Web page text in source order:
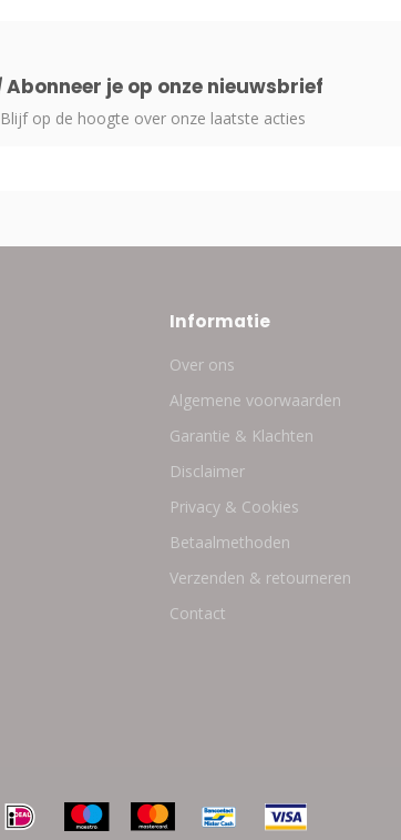
Abonneer je op onze nieuwsbrief
Blijf op de hoogte over onze laatste acties
Informatie
Over ons
Algemene voorwaarden
Garantie & Klachten
Disclaimer
Privacy & Cookies
Betaalmethoden
Verzenden & retourneren
Contact